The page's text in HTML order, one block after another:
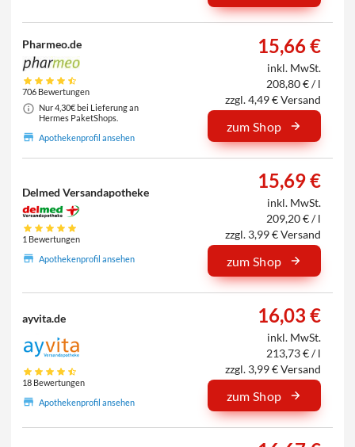
Pharmeo.de
706 Bewertungen
Nur 4,30€ bei Lieferung an
Hermes PaketShops.
Apothekenprofil ansehen
15,66 €
inkl. MwSt.
208,80 € / l
zzgl. 4,49 € Versand
zum Shop
Delmed Versandapotheke
1 Bewertungen
Apothekenprofil ansehen
15,69 €
inkl. MwSt.
209,20 € / l
zzgl. 3,99 € Versand
zum Shop
ayvita.de
18 Bewertungen
Apothekenprofil ansehen
16,03 €
inkl. MwSt.
213,73 € / l
zzgl. 3,99 € Versand
zum Shop